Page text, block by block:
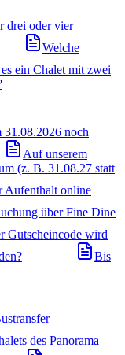
drei oder vier
Welche
ein Chalet mit zwei
31.08.2026 noch
Auf unserem
(z. B. 31.08.27 statt
Aufenthalt online
über Fine Dine
Gutscheincode wird
Bis
des Panorama